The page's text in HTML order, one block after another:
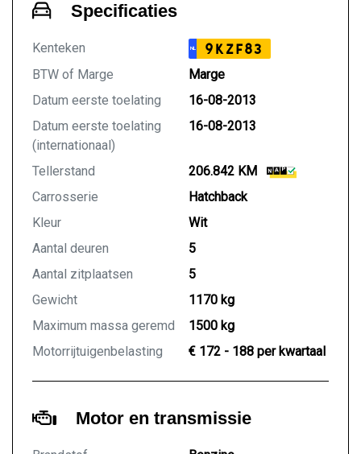
Specificaties
Kenteken NL 9KZF83
BTW of Marge
Marge
Datum eerste toelating
16-08-2013
Datum eerste toelating
(internationaal)
16-08-2013
Tellerstand
206.842 KM
Carrosserie
Hatchback
Kleur
Wit
Aantal deuren
5
Aantal zitplaatsen
5
Gewicht
1170 kg
Maximum massa geremd
1500 kg
Motorrijtuigenbelasting
€ 172 - 188 per kwartaal
Motor en transmissie